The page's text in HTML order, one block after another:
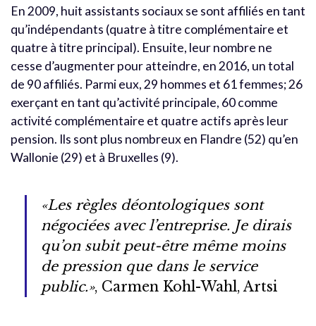
En 2009, huit assistants sociaux se sont affiliés en tant
qu’indépendants (quatre à titre complémentaire et
quatre à titre principal). Ensuite, leur nombre ne
cesse d’augmenter pour atteindre, en 2016, un total
de 90 affiliés. Parmi eux, 29 hommes et 61 femmes; 26
exerçant en tant qu’activité principale, 60 comme
activité complémentaire et quatre actifs après leur
pension. Ils sont plus nombreux en Flandre (52) qu’en
Wallonie (29) et à Bruxelles (9).
«Les règles déontologiques sont
négociées avec l’entreprise. Je dirais
qu’on subit peut-être même moins
de pression que dans le service
public.», Carmen Kohl-Wahl, Artsi